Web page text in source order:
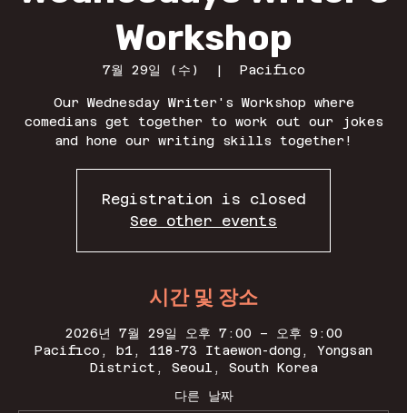
Workshop
7월 29일 (수)
  |
Pacifico
Our Wednesday Writer's Workshop where
comedians get together to work out our jokes
and hone our writing skills together!
Registration is closed
See other events
시간 및 장소
2026년 7월 29일 오후 7:00 – 오후 9:00
Pacifico, b1, 118-73 Itaewon-dong, Yongsan
District, Seoul, South Korea
다른 날짜